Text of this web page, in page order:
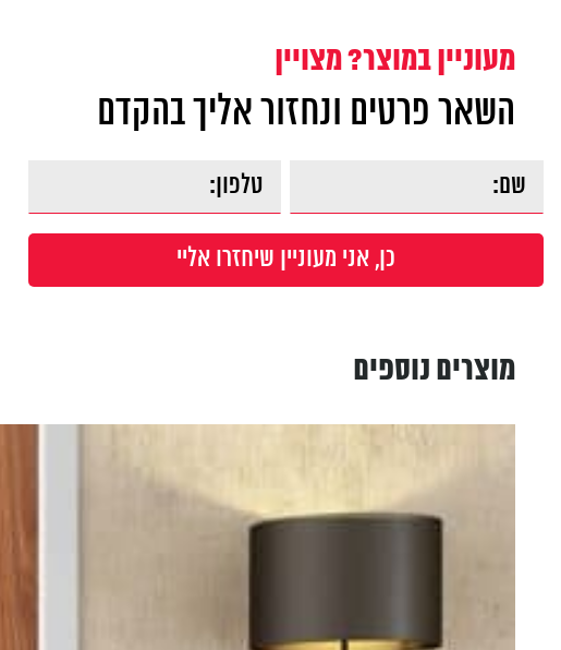
מעוניין במוצר? מצויין
השאר פרטים ונחזור אליך בהקדם
מוצרים נוספים